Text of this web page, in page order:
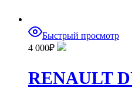
Быстрый просмотр
4 000₽
RENAULT